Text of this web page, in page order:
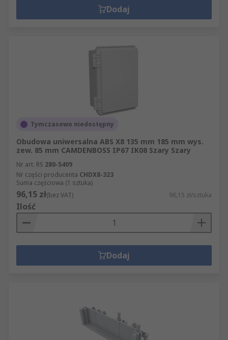
Dodaj
Tymczasowo niedostępny
Obudowa uniwersalna ABS X8 135 mm 185 mm wys.
zew. 85 mm CAMDENBOSS IP67 IK08 Szary Szary
Nr art. RS 280-5409
Nr części producenta CHDX8-323
Suma częściowa (1 sztuka)
96,15 zł(bez VAT) 96,15 zł/sztuka
Ilość
Dodaj